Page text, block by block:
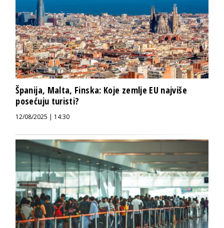
Španija, Malta, Finska: Koje zemlje EU najviše
posećuju turisti?
12/08/2025 | 14:30